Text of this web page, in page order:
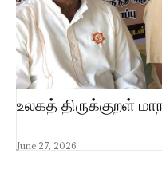
உலகத் திருக்குறள்
June 27, 2026